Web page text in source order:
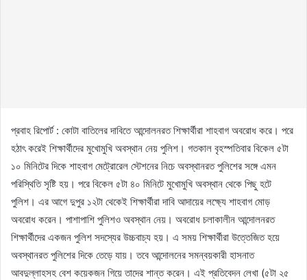
প্রবাহ রিপোর্ট : কোটা বাতিলের দাবিতে আন্দোলনরত শিক্ষার্থীরা শাহবাগ অবরোধ করে। পরে
হঠাৎ করেই শিক্ষার্থীদের মুখোমুখি অবস্থান নেয় পুলিশ। গতকাল বৃহস্পতিবার বিকেল ৫টা
১০ মিনিটের দিকে শাহবাগ মেট্রোরেল স্টেশনের নিচে অবস্থানরত পুলিশের সঙ্গে এমন
পরিস্থিতি সৃষ্টি হয়। পরে বিকেল ৫টা ৪০ মিনিটে মুখোমুখি অবস্থান থেকে পিছু হটে
পুলিশ। এর আগে দুপুর ১২টা থেকেই শিক্ষার্থীরা দাবি আদায়ের লক্ষ্যে শাহবাগ মোড়
অবরোধ করেন। পাশাপাশি পুলিশও অবস্থান নেয়। অবরোধ চলাকালীন আন্দোলনরত
শিক্ষার্থীদের একজন পুলিশ সদস্যের উচ্চবাচ্য হয়। এ সময় শিক্ষার্থীরা উত্তেজিত হয়ে
অবস্থানরত পুলিশের দিকে তেড়ে যায়। তবে আন্দোলনের সমন্বয়কারী হাসনাত
আবদুল্লাহসহ বেশ কয়েকজন গিয়ে তাদের শান্ত করেন। এই প্রতিবেদন লেখা (৫টা ২৫